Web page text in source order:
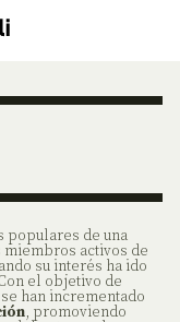
populares de una
miembros activos de
su interés ha ido
el objetivo de
se han incrementado
, promoviendo